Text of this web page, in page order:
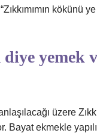
kökünü
diye yemek
üzere
Bayat ekmekle